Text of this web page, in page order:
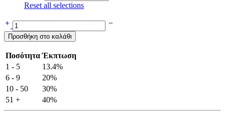
Reset all selections
Κορνίζα
με
Οικογενειακό
Δώρο
για
Γιαγιά
&
Παππού
ποσότητα
Προσθήκη στο καλάθι
Ποσότητα Έκπτωση
1 - 5
13.4%
6 - 9
20%
10 - 50
30%
51 +
40%